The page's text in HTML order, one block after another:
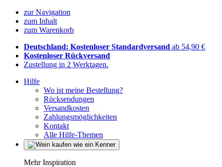
zur Navigation
zum Inhalt
zum Warenkorb
Deutschland: Kostenloser Standardversand ab 54,90 €
Kostenloser Rückversand
Zustellung in 2 Werktagen.
Hilfe
Wo ist meine Bestellung?
Rücksendungen
Versandkosten
Zahlungsmöglichkeiten
Kontakt
Alle Hilfe-Themen
Mehr Inspiration